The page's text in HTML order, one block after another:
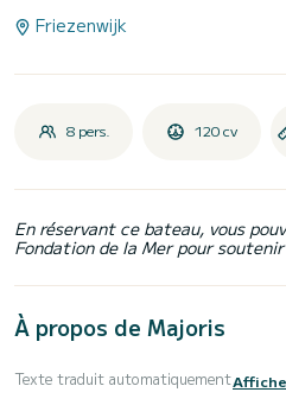
Friezenwijk
8 pers. 120 cv
En réservant ce bateau, vous
Fondation de la Mer pour
À propos de Majoris
Texte traduit automatiquement